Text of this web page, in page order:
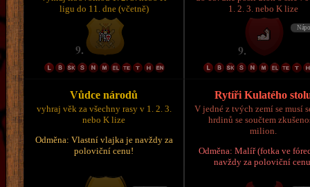
ligu do 11. dne (včetně)
1. 2. 3. nebo K lize
Vůdce národů
vyhraj věk za všechny rasy v 1. 2. 3.
nebo K lize
Odměna: Vlastní vlajka je navždy za
poloviční cenu!
Rytíři Kulatého
V jedné z tvých zemí se musí
hrdinů se součtem
milion.
Odměna: Malíř (fotka ve
navždy za poloviční